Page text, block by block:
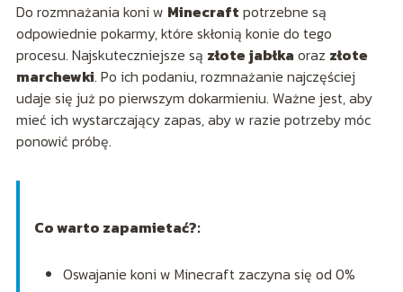
Do rozmnażania koni w Minecraft potrzebne są
odpowiednie pokarmy, które skłonią konie do tego
procesu. Najskuteczniejsze są złote jabłka oraz złote
marchewki. Po ich podaniu, rozmnażanie najczęściej
udaje się już po pierwszym dokarmieniu. Ważne jest, aby
mieć ich wystarczający zapas, aby w razie potrzeby móc
ponowić próbę.
Co warto zapamietać?:
Oswajanie koni w Minecraft zaczyna się od 0%